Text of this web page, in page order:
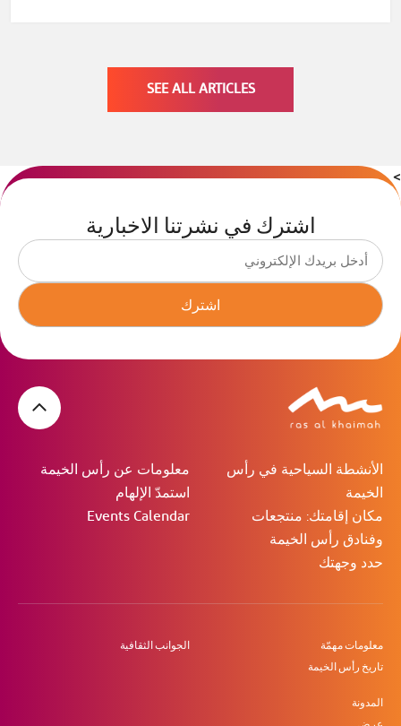
SEE ALL ARTICLES
>
اشترك في نشرتنا الاخبارية
اشترك
الأنشطة السياحية في رأس
الخيمة
مكان إقامتك: منتجعات
وفنادق رأس الخيمة
حدد وجهتك
معلومات عن رأس الخيمة
استمدّ الإلهام
Events Calendar
معلومات مهمّة
تاريخ رأس الخيمة
الجوانب الثقافية
المدونة